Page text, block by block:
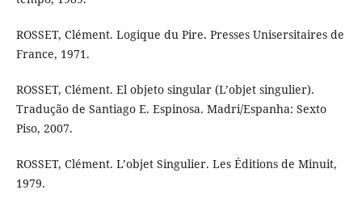
ROSSET, Clément. Logique du Pire. Presses Unisersitaires de
France, 1971.
ROSSET, Clément. El objeto singular (L’objet singulier).
Tradução de Santiago E. Espinosa. Madri/Espanha: Sexto
Piso, 2007.
ROSSET, Clément. L’objet Singulier. Les Éditions de Minuit,
1979.